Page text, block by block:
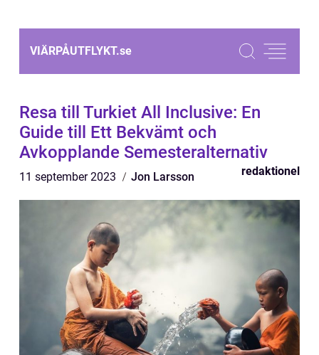
VIÄRPÅUTFLYKT.se
Resa till Turkiet All Inclusive: En
Guide till Ett Bekvämt och
Avkopplande Semesteralternativ
11 september 2023 Jon Larsson redaktionel